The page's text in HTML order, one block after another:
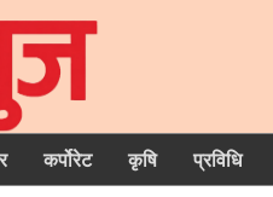
कर्पोरेट कृषि प्रविधि